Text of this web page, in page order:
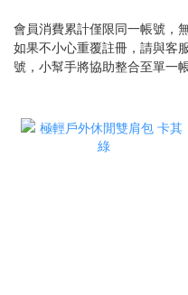
會員消費累計僅限同一帳號，
如果不小心重覆註冊，請與客
號，小幫手將協助整合至單一